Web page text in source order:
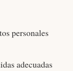
personales
adecuadas